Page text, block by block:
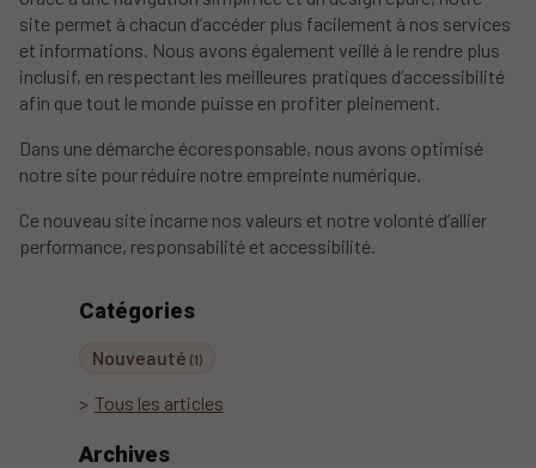
Catégories
Nouveauté (1)
Tous les articles
Archives
site permet à chacun d’accéder plus facilement à nos services
et informations. Nous avons également veillé à le rendre plus
inclusif, en respectant les meilleures pratiques d’accessibilité
afin que tout le monde puisse en profiter pleinement.
Dans une démarche écoresponsable, nous avons optimisé
notre site pour réduire notre empreinte numérique.
Ce nouveau site incarne nos valeurs et notre volonté d’allier
performance, responsabilité et accessibilité.